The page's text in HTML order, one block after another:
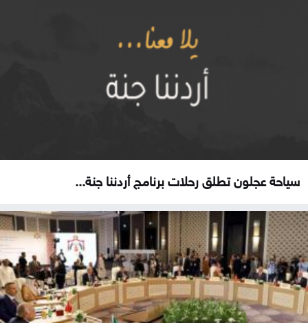
سياحة عجلون تطلق رحلات برنامج أردننا جنة...